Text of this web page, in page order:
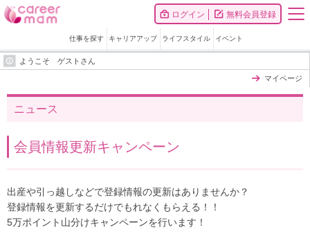
ログイン 無料会員登録
仕事を探す キャリアアップ ライフスタイル イベント
ようこそ ゲストさん
マイページ
ニュース
会員情報更新キャンペーン
出産や引っ越しなどで登録情報の更新はありませんか？
登録情報を更新するだけでもれなくもらえる！！
5万ポイント山分けキャンペーンを行います！